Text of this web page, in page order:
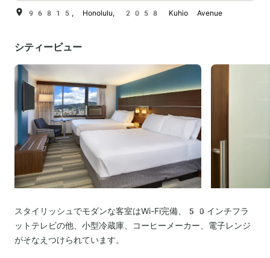
96815, Honolulu, 2058 Kuhio Avenue
シティービュー
スタイリッシュでモダンな客室はWi-Fi完備、50インチフラ
ットテレビの他、小型冷蔵庫、コーヒーメーカー、電子レンジ
がそなえつけられています。